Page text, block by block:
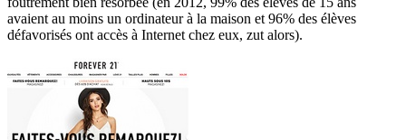
avaient au moins un ordinateur à la maison et 96% des élèves
défavorisés ont accès à Internet chez eux, zut alors).